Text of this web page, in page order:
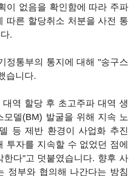
이 없음을 확인함에 따라 주파
따른 할당취소 처분을 사전 통
.
정통부의 통지에 대해 "송구스
습니다.
역 할당 후 초고주파 대역 생
모델(BM) 발굴을 위해 지속 노
등 제반 환경이 사업화 추진
투자를 지속할 수 없었던 점에
한다"고 덧붙였습니다. 향후 사
정부와 협의해 나간다는 방침